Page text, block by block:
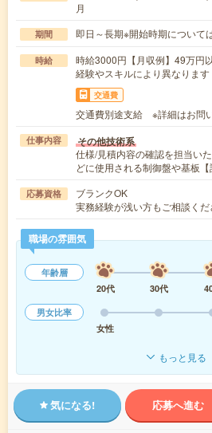
月
期間 即日～長期※開始時期について
時給
時給3000円【月収例】49万円
経験やスキルにより異なります
交通費
交通費別途支給 ※詳細はお問
仕事内容 その他技術系
仕様/見積内容の確認を担当い
どに使用される制御盤や基板
応募資格
ブランクOK
実務経験が浅い方もご相談くだ
職場の雰囲気
年齢層
20代
30代
男女比率
女性
もっと見る
気になる! 応募へ進む